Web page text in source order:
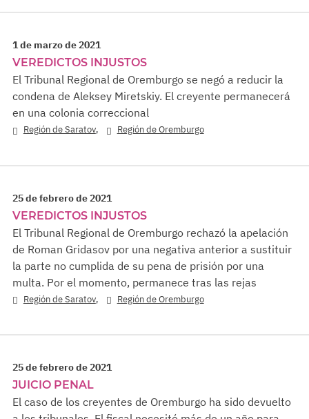
1 de marzo de 2021
VEREDICTOS INJUSTOS
El Tribunal Regional de Oremburgo se negó a reducir la
condena de Aleksey Miretskiy. El creyente permanecerá
en una colonia correccional
Región de Saratov, Región de Oremburgo
25 de febrero de 2021
VEREDICTOS INJUSTOS
El Tribunal Regional de Oremburgo rechazó la apelación
de Roman Gridasov por una negativa anterior a sustituir
la parte no cumplida de su pena de prisión por una
multa. Por el momento, permanece tras las rejas
Región de Saratov, Región de Oremburgo
25 de febrero de 2021
JUICIO PENAL
El caso de los creyentes de Oremburgo ha sido devuelto